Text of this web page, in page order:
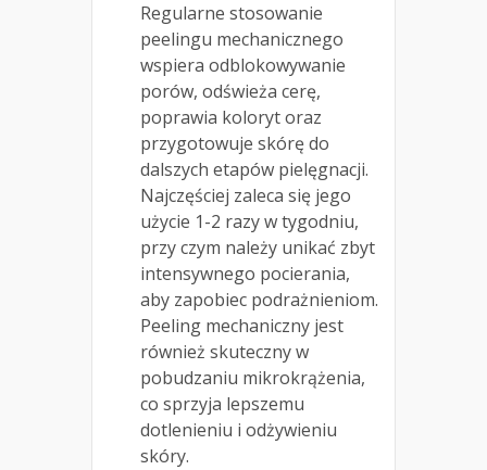
Regularne stosowanie
peelingu mechanicznego
wspiera odblokowywanie
porów, odświeża cerę,
poprawia koloryt oraz
przygotowuje skórę do
dalszych etapów pielęgnacji.
Najczęściej zaleca się jego
użycie 1-2 razy w tygodniu,
przy czym należy unikać zbyt
intensywnego pocierania,
aby zapobiec podrażnieniom.
Peeling mechaniczny jest
również skuteczny w
pobudzaniu mikrokrążenia,
co sprzyja lepszemu
dotlenieniu i odżywieniu
skóry.